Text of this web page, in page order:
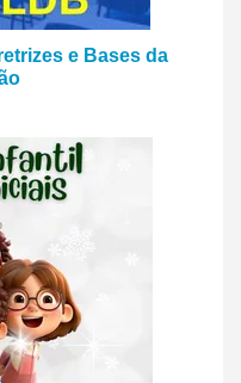
e Bases da